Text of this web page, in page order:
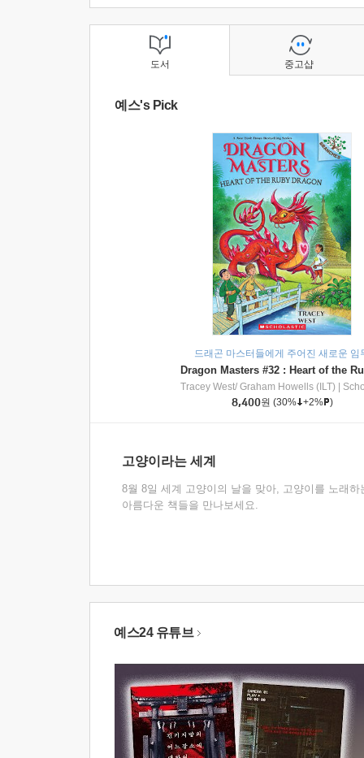
도서
예스's Pick
드래곤 마스터들에게 주어진 새로운 임
Tracey West/ Graham Howells (ILT)
8,400원 (30% +2% )
고양이라는 세계
8월 8일 세계 고양이의 날을 맞아, 고양이를 노래하
아름다운 책들을 만나보세요.
중고샵
예스24 유튜브